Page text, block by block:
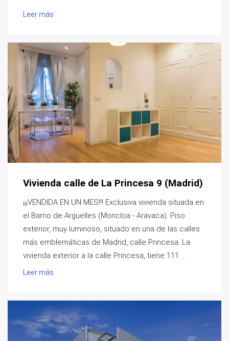
Leer más
Vivienda calle de La Princesa 9 (Madrid)
¡¡¡VENDIDA EN UN MES!!! Exclusiva vivienda situada en
el Barrio de Argüelles (Moncloa - Aravaca). Piso
exterior, muy luminoso, situado en una de las calles
más emblemáticas de Madrid, calle Princesa. La
vivienda exterior a la calle Princesa, tiene 111 ...
Leer más